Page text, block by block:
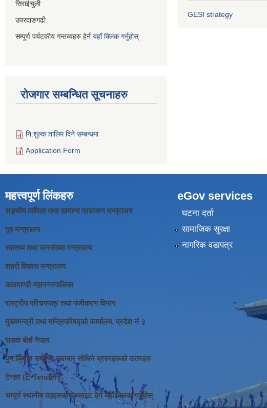
सिराईचुली
उपरदाङगढी
सम्पूर्ण पर्यटकीय गन्तव्यहरु हेर्न यहाँ क्लिक गर्नुहोस्
रोजगार सम्बन्धित सूचनाहरु
नि:शुल्क तालिम दिने सम्बन्धमा
Application Form
GESI strategy
महत्त्वपूर्ण लिंकहरु
सङ्घीय मामिला तथा सामान्य प्रशासन मन्त्रालय
गृह मन्त्रालय
स्वास्थ्य तथा जनसंख्या मन्त्रालय
शहरी विकास मन्त्रालय
काठमाण्डौ महानगरपालिका
रास्ट्रीय परिचयपत्र तथा पंजीकरण विभाग
मुख्यमन्त्री तथा मन्त्रिपरिषद्को कार्यालय, प्रदेश नं ३
सडक बोर्ड नेपाल
पुन:र्निर्माण सम्बन्धि बारम्बार सोधिने प्रश्नहरुको उत्तरहरु
टेन्डर (E-Tender)
सम्पूर्ण स्थानीय तहहरुको वेबसाइट हेर्न यहाँ क्लिक गर्नुहोस्
eGov services
घटना दर्ता
सामाजिक सुरक्षा
नागरिक वडापत्र